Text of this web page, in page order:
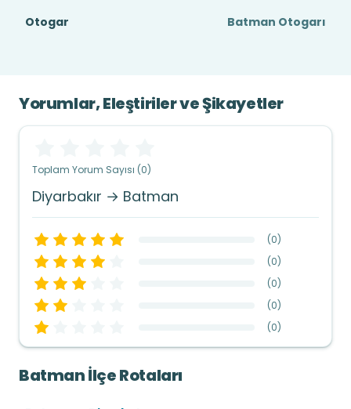
Otogar
Batman Otogarı
Yorumlar, Eleştiriler ve Şikayetler
Toplam Yorum Sayısı (0)
Diyarbakır → Batman
(0)
(0)
(0)
(0)
(0)
Batman İlçe Rotaları